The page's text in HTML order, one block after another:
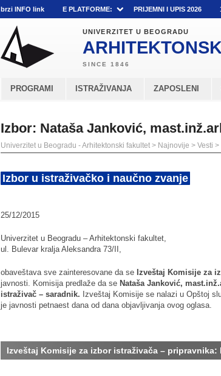
brzi INFO link E PLATFORME: PRIJEMNI I UPIS 2026
UNIVERZITET U BEOGRADU
PROGRAMI ISTRAŽIVANJA ZAPOSLENI
Izbor: Nataša Janković,
Univerzitet u Beogradu - Arhitektonski fakultet > Najnovije > Vesti >
Izbor u istraživačko i naučno zvanje
25/12/2015
Univerzitet u Beogradu – Arhitektonski fakultet,
ul. Bulevar kralja Aleksandra 73/II,
obaveštava sve zainteresovane da se Izveštaj Komisije za
javnosti. Komisija predlaže da se Nataša Janković,
istraživač – saradnik. Izveštaj Komisije se nalazi u Opštoj
je javnosti petnaest dana od dana objavljivanja ovog oglasa.
Izveštaj Komisije za izbor istraživača – pripravnika: